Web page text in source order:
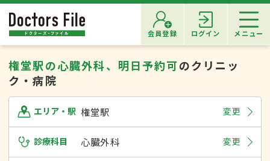
会員登録 ログイン メニュー
権堂駅の心臓外科、明日予約可のクリニッ
ク・病院
エリア・駅 権堂駅 変更
診療科目 心臓外科 変更